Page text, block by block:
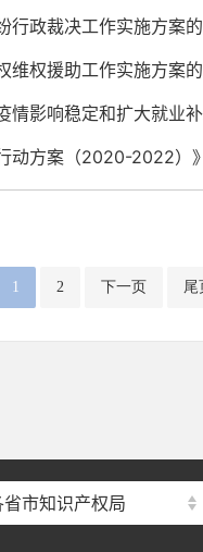
行政裁决工作实施方案
维权援助工作实施方案
情影响稳定和扩大就业
动方案（2020-2022）
1 2 下一页 尾
省市知识产权局